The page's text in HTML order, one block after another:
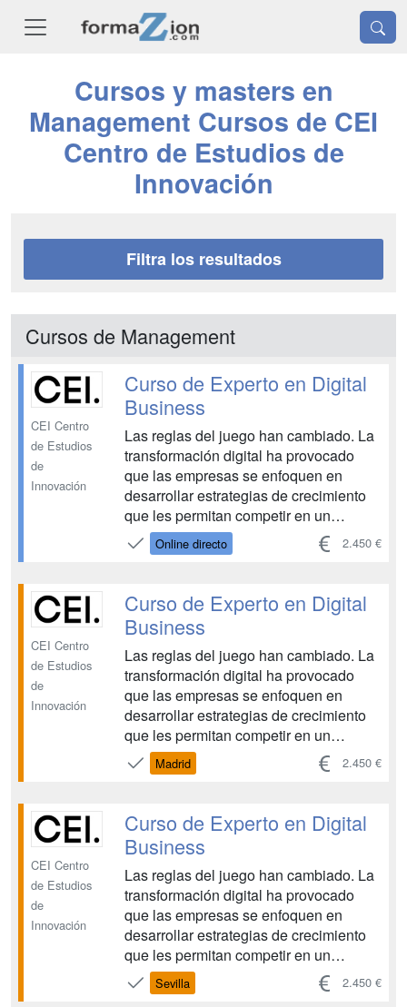
Cursos y masters en
Management Cursos de CEI
Centro de Estudios de
Innovación
Filtra los resultados
Cursos de Management
CEI Centro
de Estudios
de
Innovación
Curso de Experto en Digital
Business
Las reglas del juego han cambiado. La
transformación digital ha provocado
que las empresas se enfoquen en
desarrollar estrategias de crecimiento
que les permitan competir en un
entorno cada vez más marcado por la
innovación y las tecnologías. Hay
de inicio en Octubre, Enero, Abril y
Junio....
Online directo 2.450 €
CEI Centro
de Estudios
de
Innovación
Curso de Experto en Digital
Business
Las reglas del juego han cambiado. La
transformación digital ha provocado
que las empresas se enfoquen en
desarrollar estrategias de crecimiento
que les permitan competir en un
entorno cada vez más marcado por la
innovación y las tecnologías. Hay
de inicio en Octubre, Enero, Abril y
Junio....
Madrid 2.450 €
CEI Centro
de Estudios
de
Innovación
Curso de Experto en Digital
Business
Las reglas del juego han cambiado. La
transformación digital ha provocado
que las empresas se enfoquen en
desarrollar estrategias de crecimiento
que les permitan competir en un
entorno cada vez más marcado por la
innovación y las tecnologías. Hay
Sevilla 2.450 €